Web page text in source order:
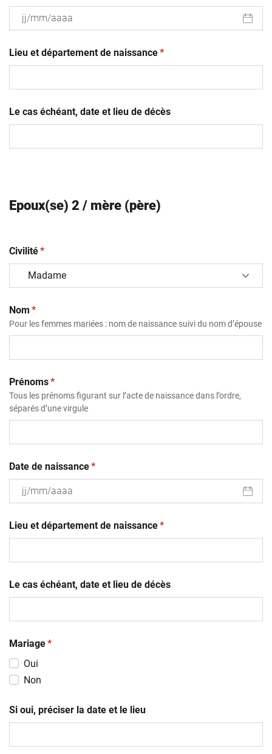
slash
MM
Lieu et département de naissance(obligatoire)
*
Le cas échéant, date et lieu de décès
Epoux(se) 2 / mère (père)
Civilité(obligatoire)
*
Nom (obligatoire)
*
Pour les femmes mariées : nom de naissance suivi du nom d’épouse
Prénoms(obligatoire)
*
Tous les prénoms figurant sur l’acte de naissance dans l’ordre,
séparés d’une virgule
Date de naissance(obligatoire)
*
slash
MM
Lieu et département de naissance(obligatoire)
*
Le cas échéant, date et lieu de décès
Mariage(obligatoire)
*
Oui
Non
Si oui, préciser la date et le lieu